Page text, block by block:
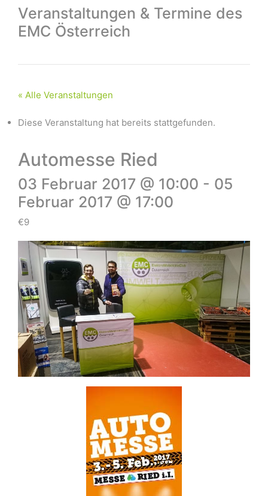
Veranstaltungen & Termine des
EMC Österreich
« Alle Veranstaltungen
Diese Veranstaltung hat bereits stattgefunden.
Automesse Ried
03 Februar 2017 @ 10:00 - 05
Februar 2017 @ 17:00
€9